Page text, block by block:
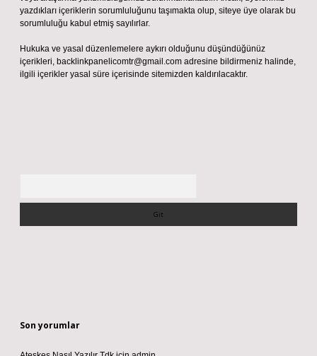
yazdıkları içeriklerin sorumluluğunu taşımakta olup, siteye üye olarak bu
sorumluluğu kabul etmiş sayılırlar.
Hukuka ve yasal düzenlemelere aykırı olduğunu düşündüğünüz
içerikleri, backlinkpanelicomtr@gmail.com adresine bildirmeniz halinde,
ilgili içerikler yasal süre içerisinde sitemizden kaldırılacaktır.
Son yorumlar